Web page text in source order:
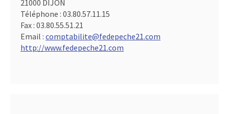
21000 DIJON
Téléphone : 03.80.57.11.15
Fax : 03.80.55.51.21
Email : comptabilite@fedepeche21.com
http://www.fedepeche21.com